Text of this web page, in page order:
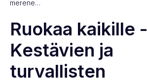
merene…
Ruokaa kaikille -
Kestävien ja
turvallisten